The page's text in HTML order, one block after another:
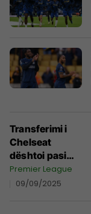
Transferimi i
Chelseat
dështoi pasi
FIFA bllokoi
marrëveshjen
Premier League
09/09/2025